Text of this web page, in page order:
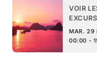
VOIR
MAR. 29
00:00 -